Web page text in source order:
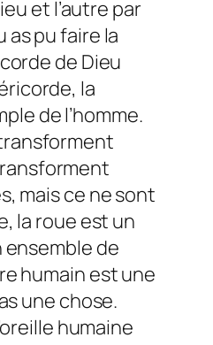
et l’autre par
as pu faire la
de Dieu
la
de l’homme.
mais ce ne sont
la roue est un
ensemble de
humain est une
une chose.
humaine